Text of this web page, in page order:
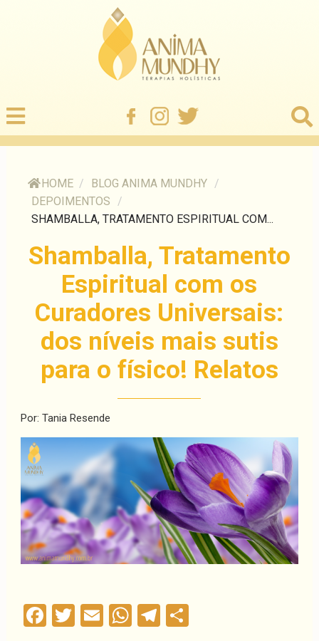
HOME / BLOG ANIMA MUNDHY /
DEPOIMENTOS
/
SHAMBALLA, TRATAMENTO ESPIRITUAL COM...
Shamballa, Tratamento
Espiritual com os
Curadores Universais:
dos níveis mais sutis
para o físico! Relatos
Por: Tania Resende
Facebook
Twitter
EmailWhatsApp
Telegram